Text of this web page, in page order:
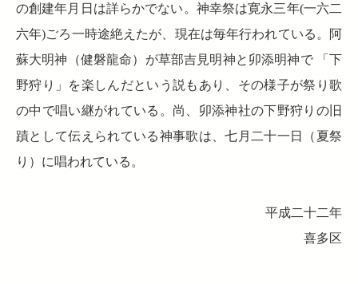
の創建年月日は詳らかでない。神幸祭は寛永三年(一六二
六年)ごろ一時途絶えたが、現在は毎年行われている。阿
蘇大明神（健磐龍命）が草部吉見明神と卯添明神で 「下
野狩り」を楽しんだという説もあり、その様子が祭り歌
の中で唱い継がれている。尚、卯添神社の下野狩りの旧
蹟として伝えられている神事歌は、七月二十一日（夏祭
り）に唱われている。
平成二十二年
喜多区